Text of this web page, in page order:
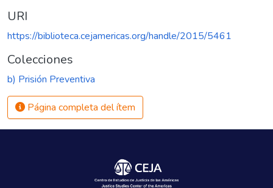
URI
https://biblioteca.cejamericas.org/handle/2015/5461
Colecciones
b) Prisión Preventiva
Página completa del ítem